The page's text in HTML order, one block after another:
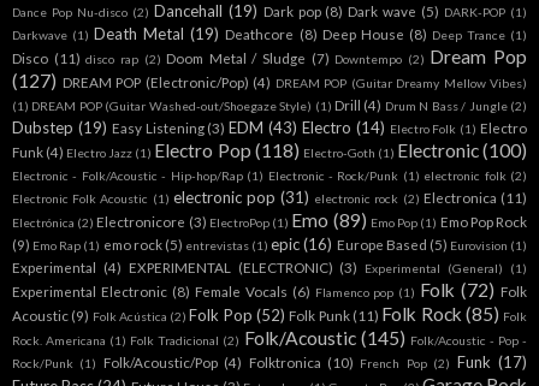
Dance Pop Nu-disco (2) Dancehall (19) Dark pop (8) Dark wave (5) DARK-POP (1)
Darkwave (1) Death Metal (19) Deathcore (8) Deep House (8) Deep Trance (1)
Disco (11) disco rap (2) Doom Metal / Sludge (7) Downtempo (2) Dream Pop
(127) DREAM POP (Electronic/Pop) (4) DREAM POP (Guitar Dreamy Mellow Vibes)
(1) DREAM POP (Guitar Washed-out/Shoegaze Style) (1) Drill (4) Drum N Bass / Jungle (2)
Dubstep (19) Easy Listening (3) EDM (43) Electro (14) Electro Folk (1) Electro
Funk (4) Electro Jazz (1) Electro Pop (118) Electro-Goth (1) Electronic(100)
Electronic - Folk/Acoustic - Hip-hop/Rap (1) Electronic - Rock/Punk (1) electronic folk (2)
Electronic Folk Acoustic (1) electronic pop (31) electronic rock (2) Electronica (11)
Electrónica (2) Electronicore (3) ElectroPop (1) Emo (89) Emo Pop (1) Emo Pop Rock
(9) Emo Rap (1) emo rock (5) entrevistas (1) epic (16) Europe Based (5) Eurovision (1)
Experimental (4) EXPERIMENTAL (ELECTRONIC) (3) Experimental (General) (1)
Experimental Electronic (8) Female Vocals (6) Flamenco pop (1) Folk (72) Folk
Acoustic (9) Folk Acústica (2) Folk Pop (52) Folk Punk (11) Folk Rock (85) Folk
Rock. Americana (1) Folk Tradicional (2) Folk/Acoustic (145) Folk/Acoustic - Pop -
Rock/Punk (1) Folk/Acoustic/Pop (4) Folktronica (10) French Pop (2) Funk (17)